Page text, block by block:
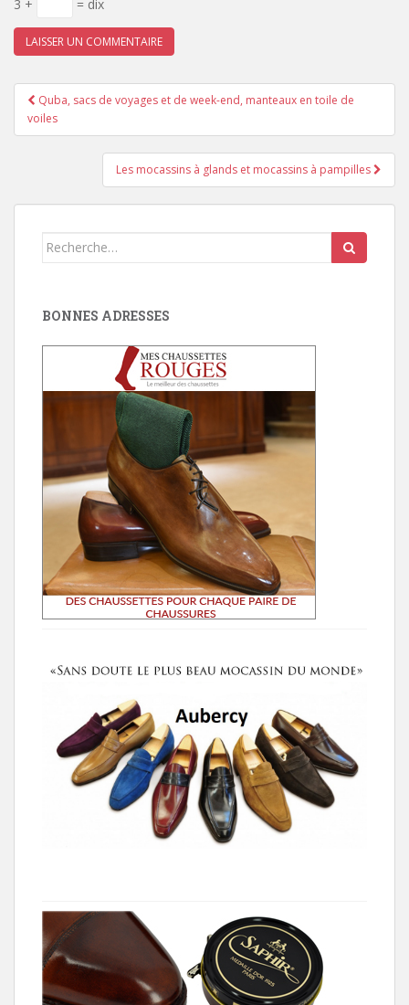
3 + = dix
Pagination
d'article
Quba, sacs de voyages et de week-end, manteaux en toile de
voiles
Les mocassins à glands et mocassins à pampilles
Search
BONNES ADRESSES